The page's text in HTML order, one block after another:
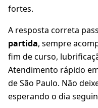
fortes.
A resposta correta
partida, sempre
fim de curso,
Atendimento rápido
de São Paulo. Não
esperando o dia